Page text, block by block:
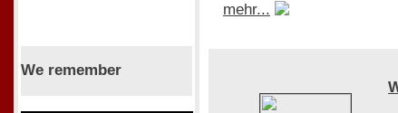
We remember
mehr...